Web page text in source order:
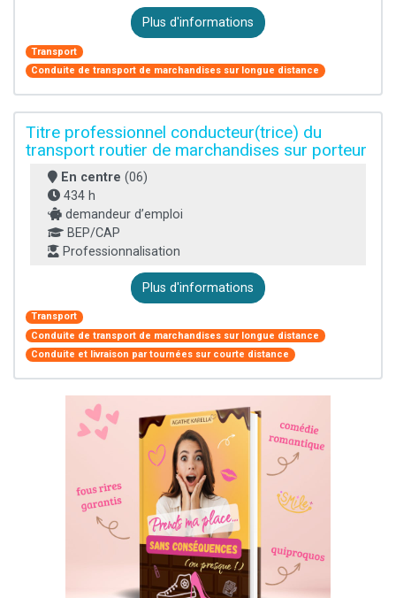
Plus d'informations
Transport
Conduite de transport de marchandises sur longue distance
Titre professionnel conducteur(trice) du
transport routier de marchandises sur porteur
En centre (06)
434 h
demandeur d’emploi
BEP/CAP
Professionnalisation
Plus d'informations
Transport
Conduite de transport de marchandises sur longue distance
Conduite et livraison par tournées sur courte distance